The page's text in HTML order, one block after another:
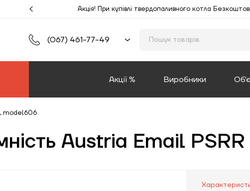
Акція! При купівлі твердопаливного котла
(067) 461-77-49
Акції % Виробники
model606
Austria Email PSRR